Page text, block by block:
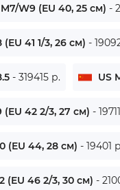
M7/W9 (EU 40, 25 см) -
(EU 41 1/3, 26 см) -
- 319415 р. US
(EU 42 2/3, 27 см) -
(EU 44, 28 см) - 19401
(EU 46 2/3, 30 см) -